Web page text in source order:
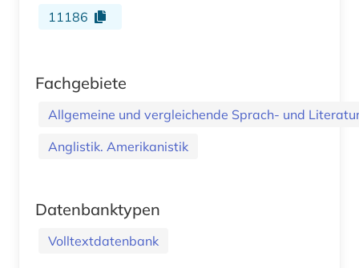
11186
Fachgebiete
Allgemeine und vergleichende Sprach- und
Anglistik. Amerikanistik
Datenbanktypen
Volltextdatenbank